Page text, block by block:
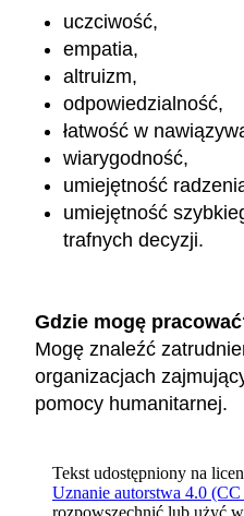
uczciwość,
empatia,
altruizm,
odpowiedzialność,
łatwość w
wiarygodność,
umiejętność
umiejętność
trafnych decyzji.
Gdzie mogę
Mogę znaleźć
organizacjach
pomocy humanitarnej.
Tekst udostępniony na
Uznanie autorstwa 4.0
rozpowszechnić lub użyć